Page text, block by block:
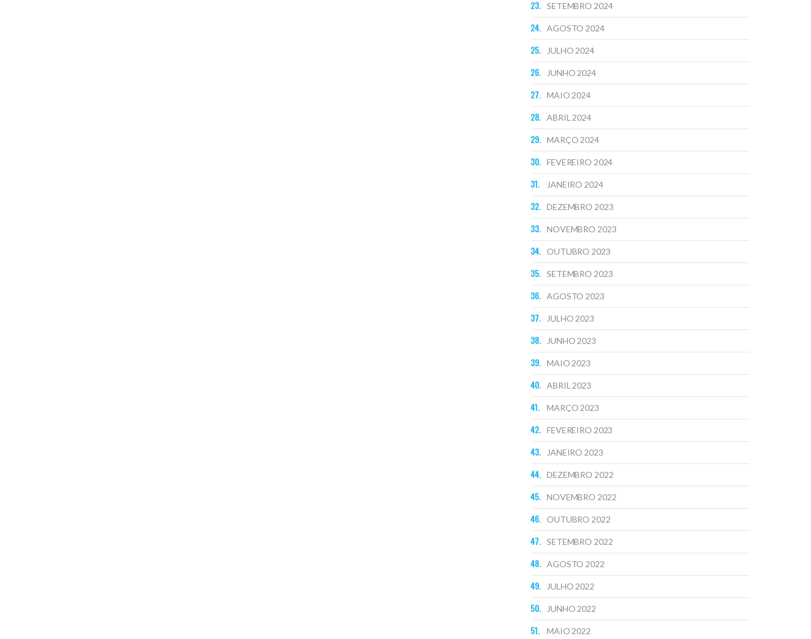
SETEMBRO 2024
AGOSTO 2024
JULHO 2024
JUNHO 2024
MAIO 2024
ABRIL 2024
MARÇO 2024
FEVEREIRO 2024
JANEIRO 2024
DEZEMBRO 2023
NOVEMBRO 2023
OUTUBRO 2023
SETEMBRO 2023
AGOSTO 2023
JULHO 2023
JUNHO 2023
MAIO 2023
ABRIL 2023
MARÇO 2023
FEVEREIRO 2023
JANEIRO 2023
DEZEMBRO 2022
NOVEMBRO 2022
OUTUBRO 2022
SETEMBRO 2022
AGOSTO 2022
JULHO 2022
JUNHO 2022
MAIO 2022